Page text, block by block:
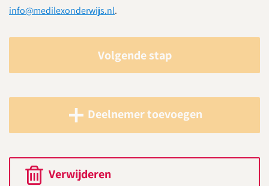
info@medilexonderwijs.nl.
Volgende stap
Deelnemer toevoegen
Verwijderen